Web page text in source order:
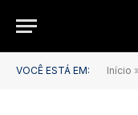
VOCÊ ESTÁ EM: Início »